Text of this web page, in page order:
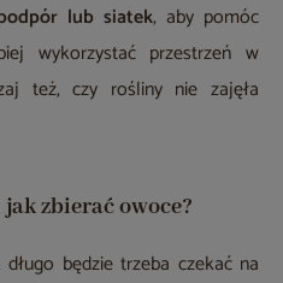
lub siatek, aby pomóc
wykorzystać przestrzeń w
też, czy rośliny nie zajęła
zbierać owoce?
będzie trzeba czekać na